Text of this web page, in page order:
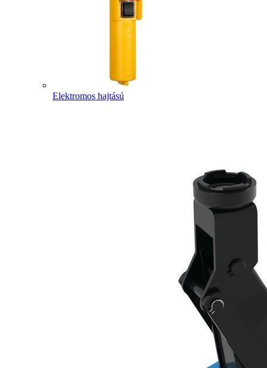
Elektromos hajtású